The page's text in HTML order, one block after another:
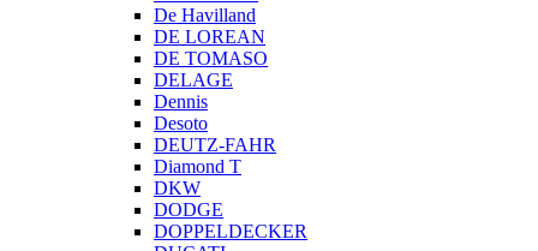
De Havilland
DE LOREAN
DE TOMASO
DELAGE
Dennis
Desoto
DEUTZ-FAHR
Diamond T
DKW
DODGE
DOPPELDECKER